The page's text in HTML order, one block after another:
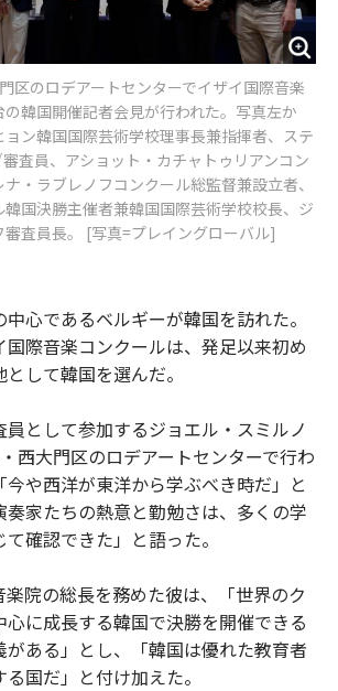
区のロデアートセンターでイザイ国際音楽
韓国開催記者会見が行われた。写真左か
ン韓国国際芸術学校理事長兼指揮者、ステ
査員、アショット・カチャトゥリアンコン
・ラブレノフコンクール総監督兼設立者、
国決勝主催者兼韓国国際芸術学校校長、ジ
審査員長。 [写真=プレイングローバル]
心であるベルギーが韓国を訪れた。
国際音楽コンクールは、発足以来初め
して韓国を選んだ。
として参加するジョエル・スミルノ
西大門区のロデアートセンターで行わ
や西洋が東洋から学ぶべき時だ」と
家たちの熱意と勤勉さは、多くの学
確認できた」と語った。
楽院の総長を務めた彼は、「世界のク
心に成長する韓国で決勝を開催できる
がある」とし、「韓国は優れた教育者
国だ」と付け加えた。